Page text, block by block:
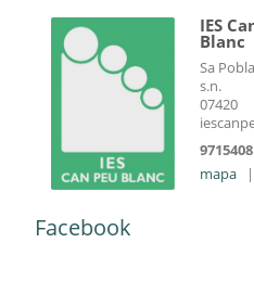
IES
Blanc
Sa
s.n.
07420
mapa
|
Facebook